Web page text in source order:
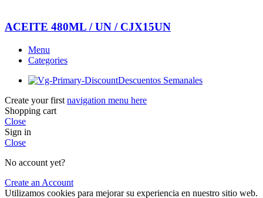
ACEITE 480ML / UN / CJX15UN
Menu
Categories
Descuentos Semanales
Create your first navigation menu here
Shopping cart
Close
Sign in
Close
No account yet?
Create an Account
Utilizamos cookies para mejorar su experiencia en nuestro sitio web.